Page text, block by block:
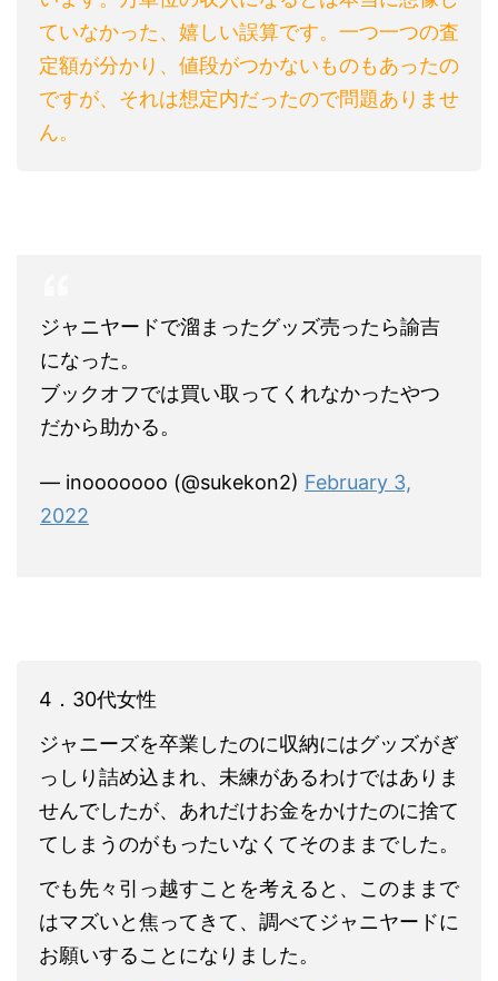
ていなかった、嬉しい誤算です。一つ一つの査
定額が分かり、値段がつかないものもあったの
ですが、それは想定内だったので問題ありませ
ん。
ジャニヤードで溜まったグッズ売ったら諭吉
になった。
ブックオフでは買い取ってくれなかったやつ
だから助かる。
— inooooooo (@sukekon2) February 3,
2022
4．30代女性
ジャニーズを卒業したのに収納にはグッズがぎ
っしり詰め込まれ、未練があるわけではありま
せんでしたが、あれだけお金をかけたのに捨て
てしまうのがもったいなくてそのままでした。
でも先々引っ越すことを考えると、このままで
はマズいと焦ってきて、調べてジャニヤードに
お願いすることになりました。